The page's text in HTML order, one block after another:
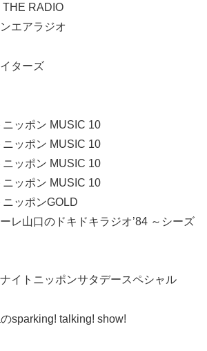
THE RADIO
エアラジオ
ターズ
ッポン MUSIC 10
ッポン MUSIC 10
ッポン MUSIC 10
ッポン MUSIC 10
ッポンGOLD
レ山口のドキドキラジオ’84 ～シーズ
イトニッポンサタデースペシャル
sparking! talking! show!